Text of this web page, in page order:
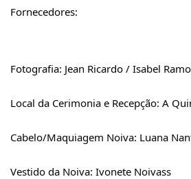
Fornecedores:
Fotografia: Jean Ricardo / Isabel
Local da Cerimonia e Recepção: A
Cabelo/Maquiagem Noiva: Luana
Vestido da Noiva: Ivonete Noivass